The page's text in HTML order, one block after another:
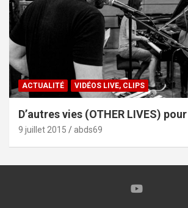
ACTUALITÉ VIDÉOS LIVE, CLIPS
D’autres vies (OTHER LIVES)
9 juillet 2015 abds69